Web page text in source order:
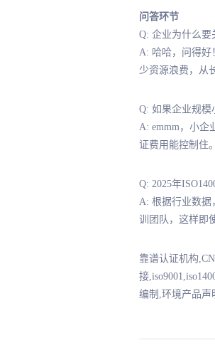
问答环节
Q: 企业为什么要
A: 哈哈，问得好
少资源浪费，从
Q: 如果企业规模
A: emmm，小企
证费用能控制住
Q: 2025年
A: 根据行业数据
训团队，这样即
靠谱认证机构
接
编制,环境产品声